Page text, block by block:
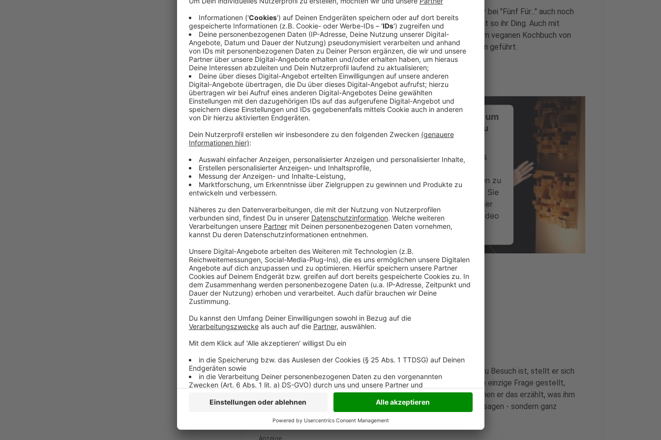
Dalmatiner-Pferde, die Kindheitserinnerungen auslösen, hatten wir bei "Fünf Für..." auch noch
nicht. Bei Nina Chuba gab es direkt die Info: Tierfiguren waren nicht so ihr Ding. Auch mit
Erdnussbutter konnten wir sie nicht begeistern, dafür aber mit dem veganen Kochbuch von
Ralf Möller. Das hat sogar zu einer spontanen Ralf Möller Imitation geführt.
Anzeige
Wir benötigen Ihre Zustimmung, um
den YouTube Video-Service zu
laden!
Wir verwenden einen Service eines
Drittanbieters, um Videoinhalte
einzubetten. Dieser Service kann Daten zu
Ihren Aktivitäten sammeln. Bitte lesen Sie
die Details durch und stimmen Sie der
Nutzung des Service zu, um dieses Video
anzusehen.
Akzeptieren
powered by Usercentrics Consent Management
Fünf für Nina Chuba - das Interview ohne Fragen
Anzeige
Ein Promi, keine Fragen und fünf Gegenstände
Wenn ein Popstar, Comedian, Schauspieler oder Politiker bei uns zu Besuch ist, stellt er sich
auch dem besonderen Video-Interview „Fünf für". Dabei wird keine einzige Frage gestellt,
sondern dem Gast einfach fünf Dinge in die Hand gedrückt, zu denen er das erzählt, was ihm
als Erstes einfällt. Keine Standardantworten, keine Promotionaussagen - sondern ganz
persönliche Geschichten - das ist „Fünf für"!
Anzeige